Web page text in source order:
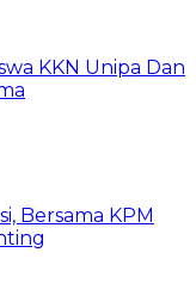
KKN Unipa Dan
Bersama KPM